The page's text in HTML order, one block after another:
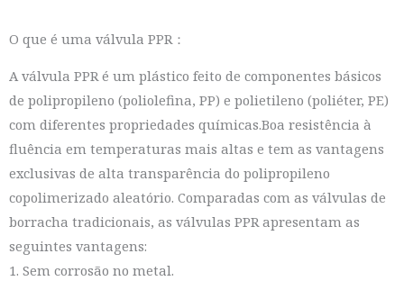
O que é uma válvula PPR：
A válvula PPR é um plástico feito de componentes básicos
de polipropileno (poliolefina, PP) e polietileno (poliéter, PE)
com diferentes propriedades químicas.Boa resistência à
fluência em temperaturas mais altas e tem as vantagens
exclusivas de alta transparência do polipropileno
copolimerizado aleatório. Comparadas com as válvulas de
borracha tradicionais, as válvulas PPR apresentam as
seguintes vantagens:
1. Sem corrosão no metal.